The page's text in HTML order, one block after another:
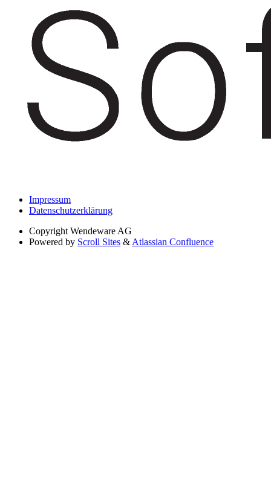
Impressum
Datenschutzerklärung
Copyright Wendeware AG
Powered by Scroll Sites & Atlassian Confluence